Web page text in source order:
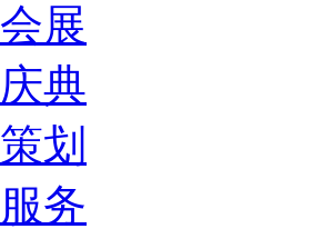
展
典
划
务